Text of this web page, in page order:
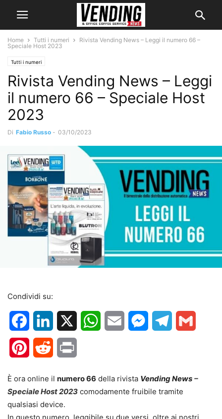
Home Tutti i numeri
Rivista Vending News – Leggi il numero 66 –
Speciale Host 2023
Tutti i numeri
Rivista Vending News – Leggi
il numero 66 – Speciale Host
2023
Di Fabio Russo - 03/10/2023
Condividi su:
FacebookLinkedIn WhatsApp
Email MessengerTelegram
PinterestReddit
È ora online il numero 66 della rivista Vending News –
Speciale Host 2023 comodamente fruibile tramite
qualsiasi device.